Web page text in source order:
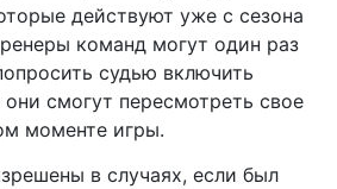
действуют уже с сезона
команд могут один раз
судью включить
смогут пересмотреть свое
моменте игры.
в случаях, если был